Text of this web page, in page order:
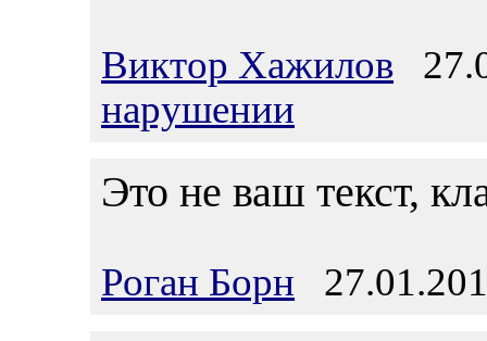
Виктор Хажилов
нарушении
Это не ваш текст,
Роган Борн